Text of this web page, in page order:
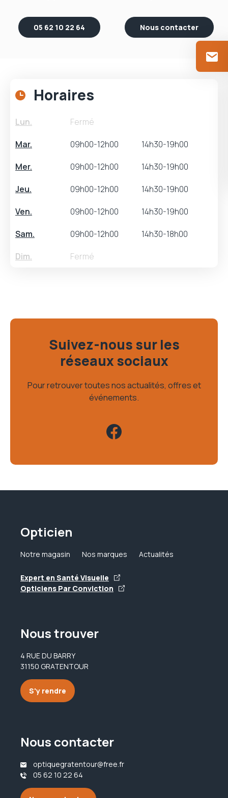
05 62 10 22 64 Nous contacter
Horaires
Lun.
Fermé
Mar.
09h00-12h00
14h30-19h00
Mer.
09h00-12h00
14h30-19h00
Jeu.
09h00-12h00
14h30-19h00
Ven.
09h00-12h00
14h30-19h00
Sam.
09h00-12h00
14h30-18h00
Dim.
Fermé
Suivez-nous sur les
réseaux sociaux
Pour retrouver toutes nos actualités, offres et
événements.
Opticien
Notre magasin Nos marques Actualités
Expert en Santé Visuelle
Opticiens Par Conviction
Nous trouver
4 RUE DU BARRY
31150 GRATENTOUR
S'y rendre
Nous contacter
optiquegratentour@free.fr
05 62 10 22 64